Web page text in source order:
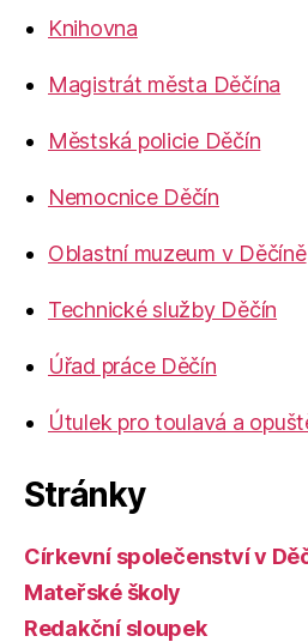
Knihovna
Magistrát města Děčína
Městská policie Děčín
Nemocnice Děčín
Oblastní muzeum v Děčíně
Technické služby Děčín
Úřad práce Děčín
Útulek pro toulavá a
Stránky
Církevní společenství v
Mateřské školy
Redakční sloupek